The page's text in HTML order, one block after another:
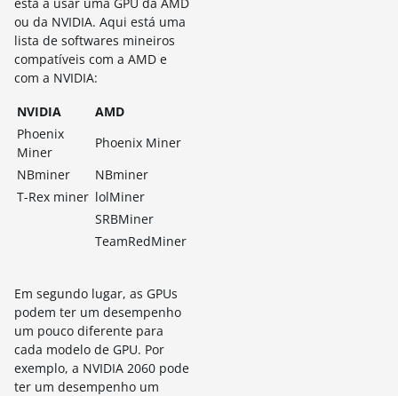
ou da NVIDIA. Aqui está uma
lista de softwares mineiros
compatíveis com a AMD e
com a NVIDIA:
NVIDIA
AMD
Phoenix
Miner
Phoenix Miner
NBminer
NBminer
T-Rex miner lolMiner
SRBMiner
TeamRedMiner
Em segundo lugar, as GPUs
podem ter um desempenho
um pouco diferente para
cada modelo de GPU. Por
exemplo, a NVIDIA 2060 pode
ter um desempenho um